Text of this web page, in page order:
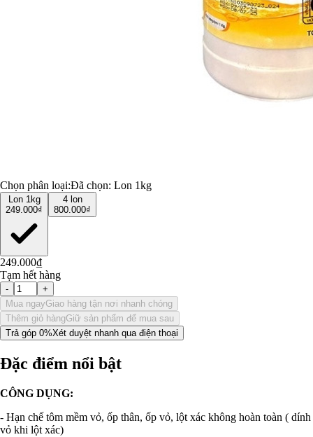
Chọn phân loại:Đã chọn: Lon 1kg
Lon 1kg
249.000₫
4 lon
800.000₫
249.000₫
Tạm hết hàng
-
+
Mua ngayGiao hàng tận nơi nhanh chóng
Thêm giỏ hàngGiữ sản phẩm để mua sau
Trả góp 0%Xét duyệt nhanh qua điện thoại
Đặc điểm nổi bật
CÔNG DỤNG:
- Hạn chế tôm mềm vỏ, ốp thân, ốp vỏ, lột xác không hoàn toàn ( dính
vỏ khi lột xác)